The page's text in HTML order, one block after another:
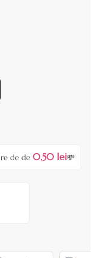
de de 0,50 lei💸